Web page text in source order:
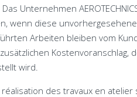
Unternehmen
wenn diese
Arbeiten bleiben vom
Kostenvoranschlag,
wird.
réalisation des travaux en